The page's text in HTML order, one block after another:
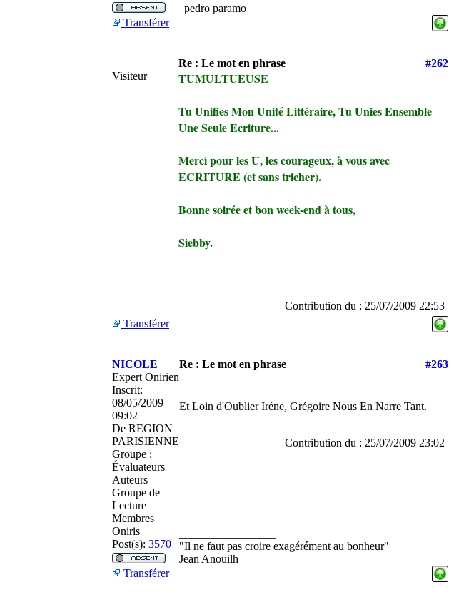
pedro paramo
Transférer
Re : Le mot en phrase
#262
Visiteur
TUMULTUEUSE
Tu Unifies Mon Unité Littéraire, Tu Unies Ensemble
Une Seule Ecriture...
Merci pour les U, les courageux, à vous avec
ECRITURE (et sans tricher).
Bonne soirée et bon week-end à tous,
Siebby.
Contribution du : 25/07/2009 22:53
Transférer
NICOLE Re : Le mot en phrase
#263
Expert Onirien
Inscrit:
08/05/2009
09:02
De REGION
PARISIENNE
Groupe :
Évaluateurs
Auteurs
Groupe de
Lecture
Membres
Oniris
Post(s): 3570
Et Loin d'Oublier Iréne, Grégoire Nous En Narre Tant.
Contribution du : 25/07/2009 23:02
"Il ne faut pas croire exagérément au bonheur"
Jean Anouilh
Transférer